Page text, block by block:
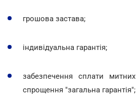
грошова застава;
індивідуальна гарантія;
забезпечення сплати
спрощення "загальна гарантія";